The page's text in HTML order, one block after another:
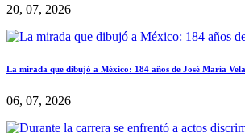
20, 07, 2026
La mirada que dibujó a México: 184 años de José María
06, 07, 2026